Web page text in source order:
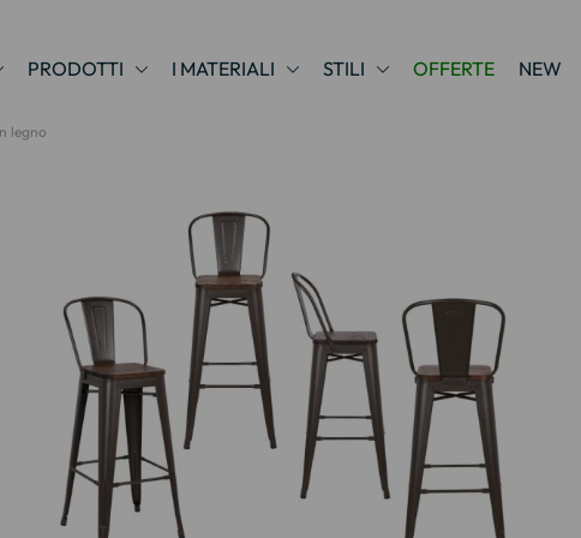
PRODOTTI I MATERIALI STILI OFFERTE NEW
legno